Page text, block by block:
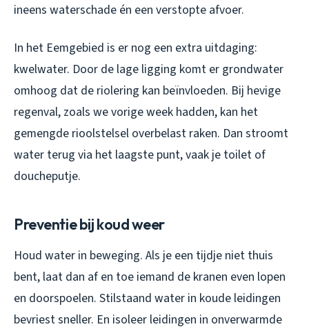
ineens waterschade én een verstopte afvoer.
In het Eemgebied is er nog een extra uitdaging:
kwelwater. Door de lage ligging komt er grondwater
omhoog dat de riolering kan beïnvloeden. Bij hevige
regenval, zoals we vorige week hadden, kan het
gemengde rioolstelsel overbelast raken. Dan stroomt
water terug via het laagste punt, vaak je toilet of
doucheputje.
Preventie bij koud weer
Houd water in beweging. Als je een tijdje niet thuis
bent, laat dan af en toe iemand de kranen even lopen
en doorspoelen. Stilstaand water in koude leidingen
bevriest sneller. En isoleer leidingen in onverwarmde